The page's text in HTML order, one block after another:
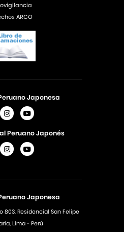
Japonesa
803, Residencial San Felipe
Lima - Perú
Japonesa
Peruano Japonés
ARCO